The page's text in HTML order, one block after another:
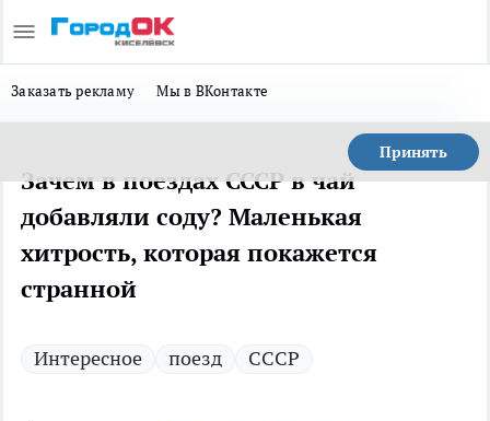
Заказать рекламу Мы в ВКонтакте
Принять
Зачем в поездах СССР в чай
добавляли соду? Маленькая
хитрость, которая покажется
странной
Интересное поезд СССР